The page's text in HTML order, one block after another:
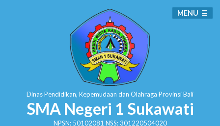
Dinas Pendidikan, Kepemudaan dan Olahraga Provinsi Bali
SMA Negeri 1 Sukawati
NPSN: 50102081 NSS: 301220504020
MENU